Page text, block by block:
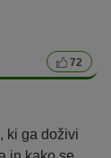
72
ki ga doživi